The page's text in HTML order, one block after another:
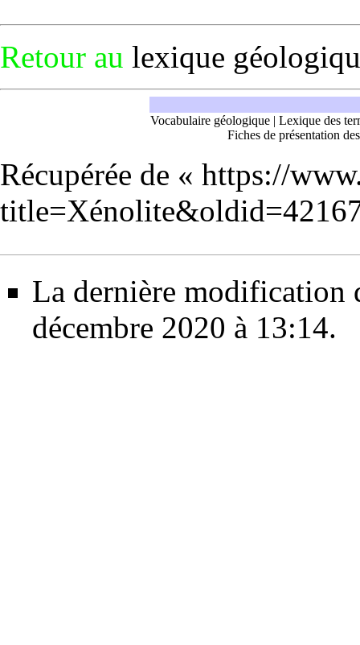
Retour au lexique
Vocabulaire géologique| Lexique des
Fiches de présentation
Récupérée de « https://
La dernière modification
décembre 2020 à 13:14.